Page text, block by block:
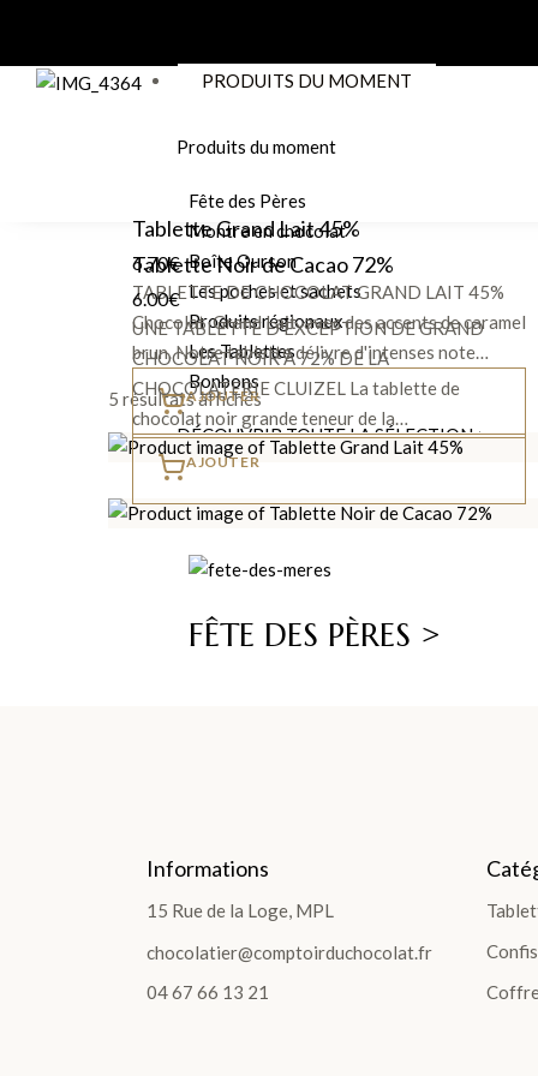
PRODUITS DU MOMENT
Produits du moment
Fête des Pères
Montre en chocolat
Boîte Ourson
Les poches et sachets
Produits régionaux
Les Tablettes
Bonbons
DÉCOUVRIR TOUTE LA SÉLECTION >
DÉCOUVRIR LA SÉLECTION
FÊTE DES PÈRES >
Ballotins de Chocolats
Coffrets de plantation
Gourmand
Chocolat Noir et Lait
5 résultats affichés
Tablette Grand Lait 45%
6.70€
TABLETTE DE CHOCOLAT GRAND LAIT 45%
Chocolat Grand Lait avec des accents de caramel
brun. Notre tablette délivre d'intenses note…
AJOUTER
Tablette Noir de Cacao 72%
6.00€
UNE TABLETTE D'EXCEPTION DE GRAND
CHOCOLAT NOIR À 72% DE LA
CHOCOLATERIE CLUIZEL La tablette de
chocolat noir grande teneur de la…
AJOUTER
Informations
15 Rue de la Loge, MPL
chocolatier@comptoirduchocolat.fr
04 67 66 13 21